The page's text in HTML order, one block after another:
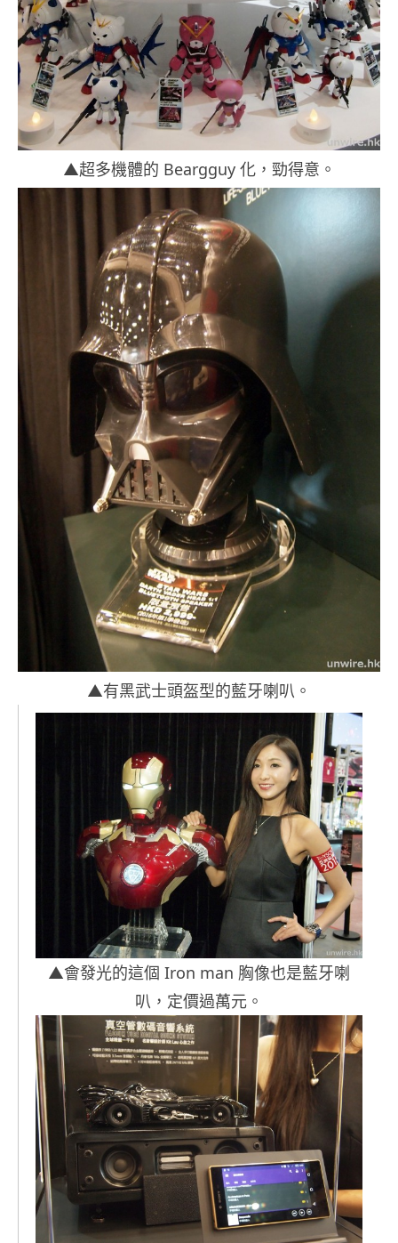
▲超多機體的 Beargguy 化，勁得意。
▲有黑武士頭盔型的藍牙喇叭。
▲會發光的這個 Iron man 胸像也是藍牙喇
叭，定價過萬元。